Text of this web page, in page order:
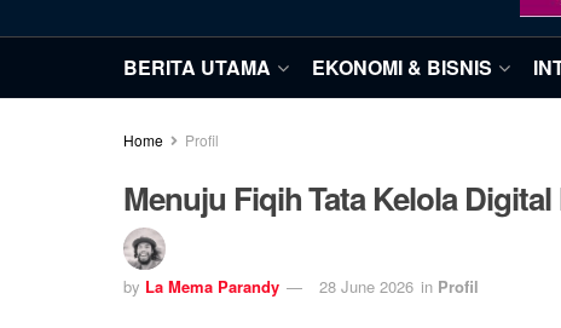
BERITA UTAMA EKONOMI & BISNIS
Home Profil
Menuju Fiqih Tata Kelola
by La Mema Parandy 28 June 2026 in Profil